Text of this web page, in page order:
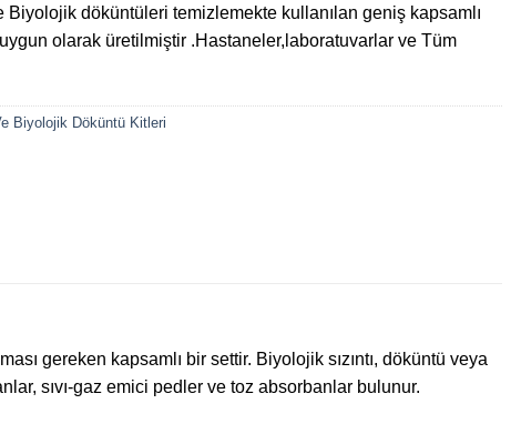
döküntüleri temizlemekte kullanılan geniş kapsamlı
olarak üretilmiştir .Hastaneler,laboratuvarlar ve Tüm
Biyolojik Döküntü Kitleri
gereken kapsamlı bir settir. Biyolojik sızıntı, döküntü veya
sıvı-gaz emici pedler ve toz absorbanlar bulunur.